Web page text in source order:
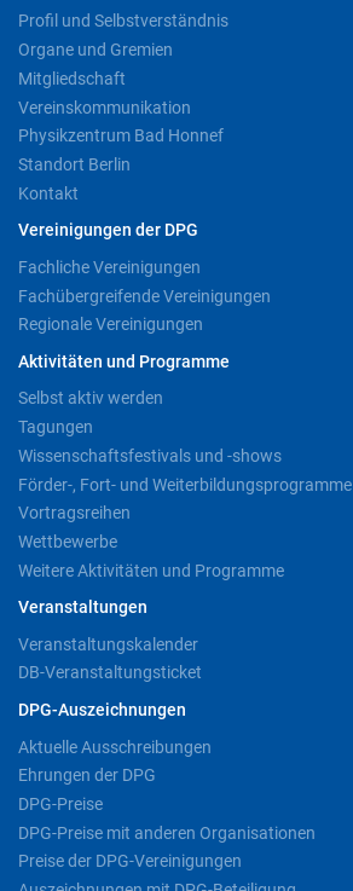
Profil und Selbstverständnis
Organe und Gremien
Mitgliedschaft
Vereinskommunikation
Physikzentrum Bad Honnef
Standort Berlin
Kontakt
Vereinigungen der DPG
Fachliche Vereinigungen
Fachübergreifende Vereinigungen
Regionale Vereinigungen
Aktivitäten und Programme
Selbst aktiv werden
Tagungen
Wissenschaftsfestivals und -shows
Förder-, Fort- und Weiterbildungsprogramme
Vortragsreihen
Wettbewerbe
Weitere Aktivitäten und Programme
Veranstaltungen
Veranstaltungskalender
DB-Veranstaltungsticket
DPG-Auszeichnungen
Aktuelle Ausschreibungen
Ehrungen der DPG
DPG-Preise
DPG-Preise mit anderen Organisationen
Preise der DPG-Vereinigungen